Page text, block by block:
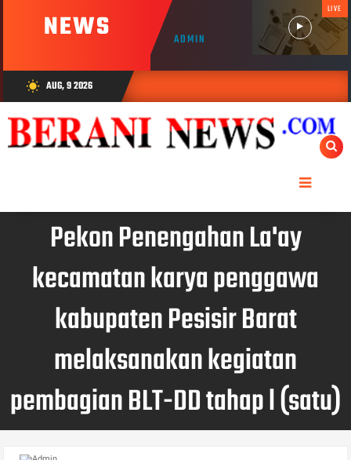
NEWS ADMIN
LIVE
wb_sunny AUG, 9 2026
Pekon Penengahan La'ay
kecamatan karya penggawa
kabupaten Pesisir Barat
melaksanakan kegiatan
pembagian BLT-DD tahap l (satu)